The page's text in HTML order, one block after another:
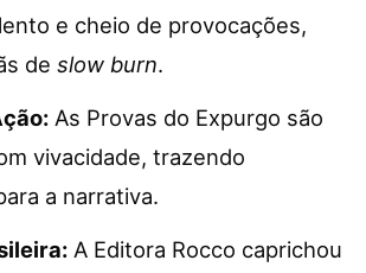
e cheio de provocações,
de slow burn.
As Provas do Expurgo são
vivacidade, trazendo
a narrativa.
A Editora Rocco caprichou